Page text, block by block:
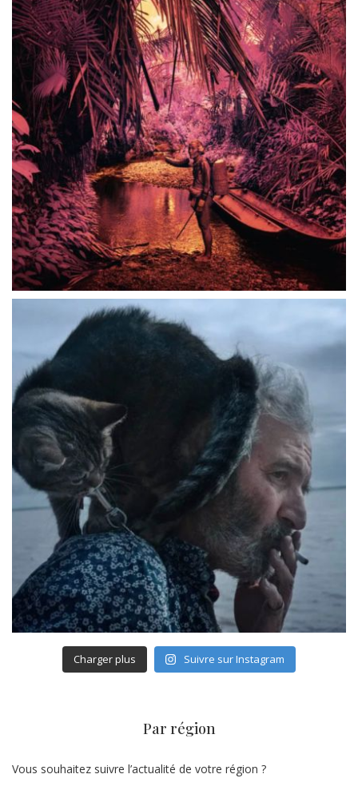
Charger plus Suivre sur Instagram
Par région
Vous souhaitez suivre l’actualité de votre région ?